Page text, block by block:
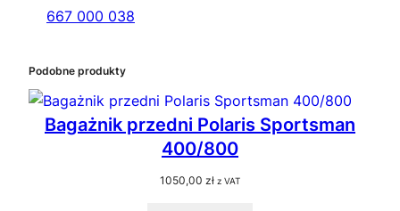
667 000 038
Podobne produkty
Bagażnik przedni Polaris Sportsman
400/800
1050,00 zł z VAT